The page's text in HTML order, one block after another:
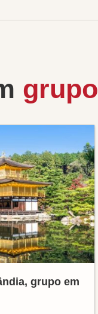
grupo
grupo em